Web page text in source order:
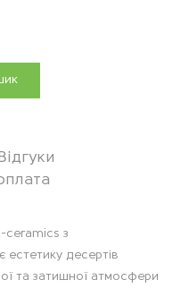
ceramics з
десертів
та затишної атмосфери